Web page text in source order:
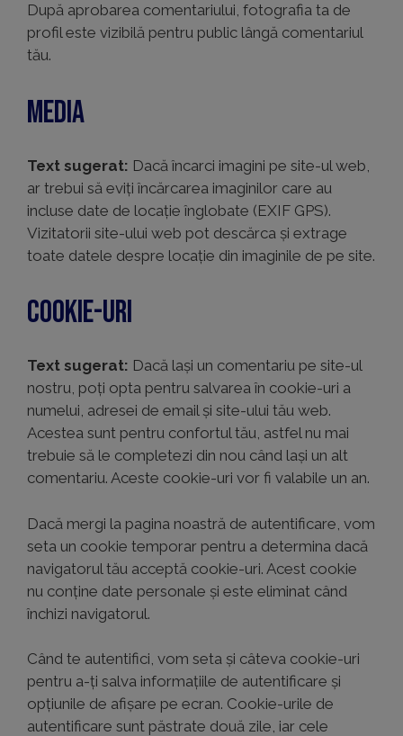
După aprobarea comentariului, fotografia ta de
profil este vizibilă pentru public lângă comentariul
tău.
Media
Text sugerat: Dacă încarci imagini pe site-ul web,
ar trebui să eviți încărcarea imaginilor care au
incluse date de locație înglobate (EXIF GPS).
Vizitatorii site-ului web pot descărca și extrage
toate datele despre locație din imaginile de pe site.
Cookie-uri
Text sugerat: Dacă lași un comentariu pe site-ul
nostru, poți opta pentru salvarea în cookie-uri a
numelui, adresei de email și site-ului tău web.
Acestea sunt pentru confortul tău, astfel nu mai
trebuie să le completezi din nou când lași un alt
comentariu. Aceste cookie-uri vor fi valabile un an.
Dacă mergi la pagina noastră de autentificare, vom
seta un cookie temporar pentru a determina dacă
navigatorul tău acceptă cookie-uri. Acest cookie
nu conține date personale și este eliminat când
închizi navigatorul.
Când te autentifici, vom seta și câteva cookie-uri
pentru a-ți salva informațiile de autentificare și
opțiunile de afișare pe ecran. Cookie-urile de
autentificare sunt păstrate două zile, iar cele